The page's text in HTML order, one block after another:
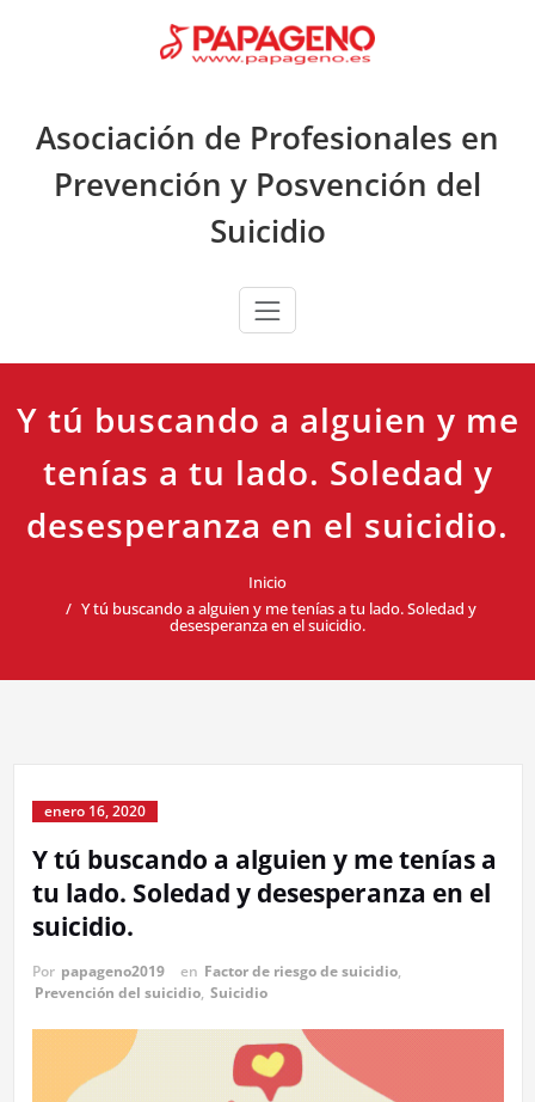
Asociación de Profesionales en
Prevención y Posvención del
Suicidio
Y tú buscando a alguien y me
tenías a tu lado. Soledad y
desesperanza en el suicidio.
Inicio
Y tú buscando a alguien y me tenías a tu lado. Soledad y
desesperanza en el suicidio.
enero 16, 2020
Y tú buscando a alguien y me tenías a
tu lado. Soledad y desesperanza en el
suicidio.
Por papageno2019 en Factor de riesgo de suicidio,
Prevención del suicidio, Suicidio